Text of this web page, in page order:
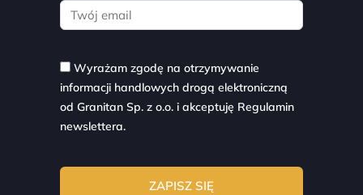
Wyrażam zgodę na otrzymywanie
informacji handlowych drogą elektroniczną
od Granitan Sp. z o.o. i akceptuję Regulamin
newslettera.